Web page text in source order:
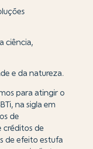
ciência,
e da natureza.
para atingir o
na sigla em
de
créditos de
de efeito estufa